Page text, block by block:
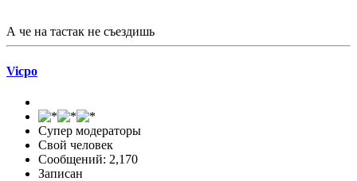
А че на тастак не съездишь
Vicpo
Супер модераторы
Свой человек
Сообщений: 2,170
Записан